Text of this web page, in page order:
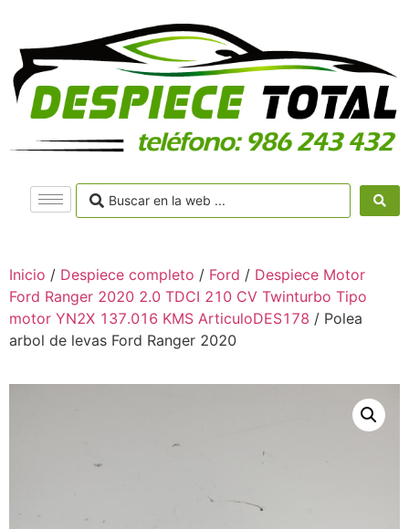
Inicio / Despiece completo / Ford / Despiece Motor
Ford Ranger 2020 2.0 TDCI 210 CV Twinturbo Tipo
motor YN2X 137.016 KMS ArticuloDES178 / Polea
arbol de levas Ford Ranger 2020